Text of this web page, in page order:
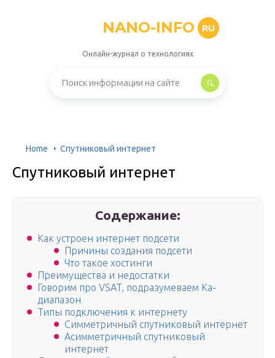
NANO-INFO RU
Онлайн-журнал о технологиях
Home Спутниковый интернет
Спутниковый интернет
Содержание:
Как устроен интернет подсети
Причины создания подсети
Что такое хостинги
Преимущества и недостатки
Говорим про VSAT, подразумеваем Ка-
диапазон
Типы подключения к интернету
Симметричный спутниковый интернет
Асимметричный спутниковый
интернет